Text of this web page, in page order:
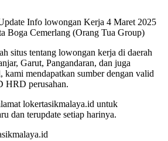
Info lowongan Kerja 4 Maret 2025
Boga Cemerlang (Orang Tua Group)
situs tentang lowongan kerja di daerah
Garut, Pangandaran, dan juga
kami mendapatkan sumber dengan valid
HRD perusahan.
lokertasikmalaya.id untuk
dan terupdate setiap harinya.